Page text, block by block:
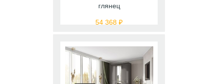
глянец
54 368 ₽